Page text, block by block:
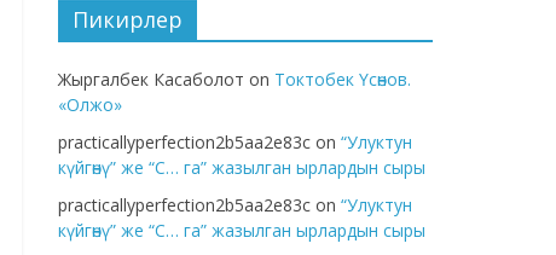
Пикирлер
Жыргалбек Касаболот on Токтобек Үсөнов.
«Олжо»
practicallyperfection2b5aa2e83c on “Улуктун
күйгөнү” же “С… га” жазылган ырлардын сыры
practicallyperfection2b5aa2e83c on “Улуктун
күйгөнү” же “С… га” жазылган ырлардын сыры